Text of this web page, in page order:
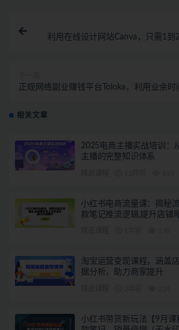
利用在线设计网站Canva，只需1到
正规网络副业赚钱平台Toloka，利用业余
相关文章
2025电商主播实战培训：
主播的完整知识体系
小红书电商流量课：揭秘
款笔记推流逻辑,提升店铺
淘宝运营变现课程，涵盖
据分析，助力商家提升
小红书带货新玩法【9月